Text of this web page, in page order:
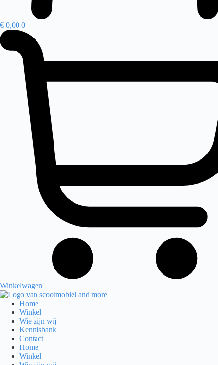
€ 0,00 0
Winkelwagen
Home
Winkel
Wie zijn wij
Kennisbank
Contact
Home
Winkel